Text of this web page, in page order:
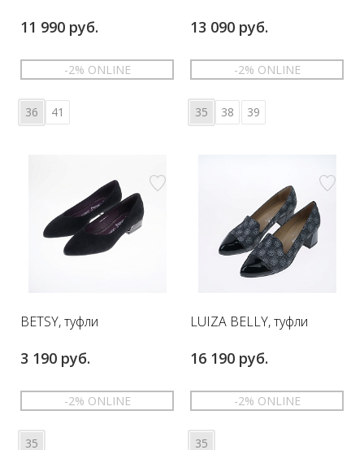
11 990 руб.
-2% ONLINE
36 41
13 090 руб.
-2% ONLINE
35 38 39
BETSY, туфли
3 190 руб.
-2% ONLINE
35
LUIZA BELLY, туфли
16 190 руб.
-2% ONLINE
35